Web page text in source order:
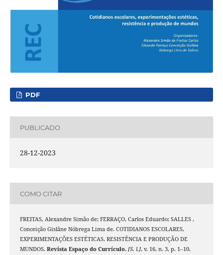
PDF
PUBLICADO
28-12-2023
COMO CITAR
FREITAS, Alexandre Simão de; FERRAÇO, Carlos Eduardo; SALLES ,
Conceição Gislâne Nóbrega Lima de. COTIDIANOS ESCOLARES,
EXPERIMENTAÇÕES ESTÉTICAS, RESISTÊNCIA E PRODUÇÃO DE
MUNDOS. Revista Espaço do Currículo, [S. l.], v. 16, n. 3, p. 1–10,